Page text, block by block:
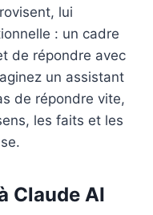
lui
: un cadre
de répondre avec
un assistant
de répondre vite,
les faits et les
Claude AI